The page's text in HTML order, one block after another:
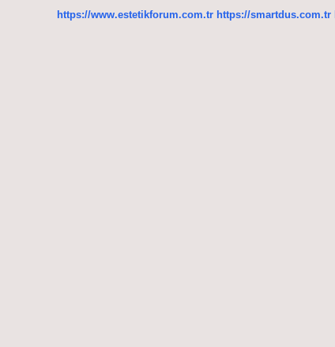
https://www.estetikforum.com.tr https://smartdus.com.tr